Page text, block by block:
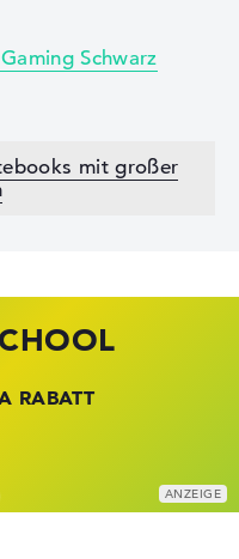
Schwarz
mit großer
RABATT
BEI HP